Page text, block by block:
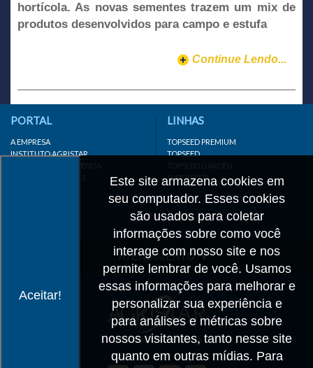
hortícola. As novas sementes trazem um mix de
produtos desenvolvidos para campo e estufa
Continue Lendo...
Aceitar!
Este site armazena cookies em
seu computador. Esses cookies
são usados para coletar
informações sobre como você
interage com nosso site e nos
permite lembrar de você. Usamos
essas informações para melhorar e
personalizar sua experiência e
para análises e métricas sobre
nossos visitantes, tanto nesse site
quanto em outras mídias. Para
PORTAL
A EMPRESA
INSTITUTO AGRISTAR
DISTRIBUIDOR/REVENDA
LINKS IMPORTANTES
LINHAS
TOPSEED PREMIUM
TOPSEED
TOPSEED GARDEN
SUPERSEED
ATENDIMENTO
TRABALHE CONOSCO